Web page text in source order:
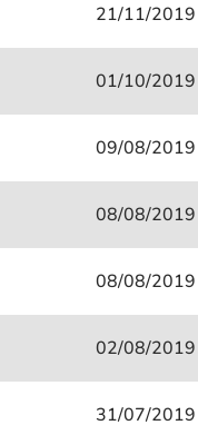
21/11/2019
01/10/2019
09/08/2019
08/08/2019
08/08/2019
02/08/2019
31/07/2019